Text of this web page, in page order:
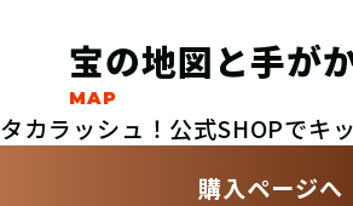
宝の地図と手が
タカラッシュ！公式SHOPでキ
購入ページへ